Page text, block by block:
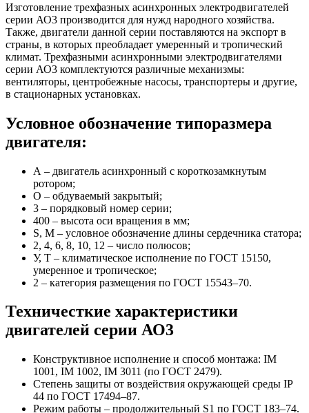
Изготовление трехфазных асинхронных электродвигателей
серии АО3 производится для нужд народного хозяйства.
Также, двигатели данной серии поставляются на экспорт в
страны, в которых преобладает умеренный и тропический
климат. Трехфазными асинхронными электродвигателями
серии АО3 комплектуются различные механизмы:
вентиляторы, центробежные насосы, транспортеры и другие,
в стационарных установках.
Условное обозначение типоразмера
двигателя:
А – двигатель асинхронный с короткозамкнутым
ротором;
О – обдуваемый закрытый;
3 – порядковый номер серии;
400 – высота оси вращения в мм;
S, M – условное обозначение длины сердечника статора;
2, 4, 6, 8, 10, 12 – число полюсов;
У, Т – климатическое исполнение по ГОСТ 15150,
умеренное и тропическое;
2 – категория размещения по ГОСТ 15543–70.
Техничесткие характеристики
двигателей серии АО3
Конструктивное исполнение и способ монтажа: IM
1001, IM 1002, IM 3011 (по ГОСТ 2479).
Степень защиты от воздействия окружающей среды IP
44 по ГОСТ 17494–87.
Режим работы – продолжительный S1 по ГОСТ 183–74.